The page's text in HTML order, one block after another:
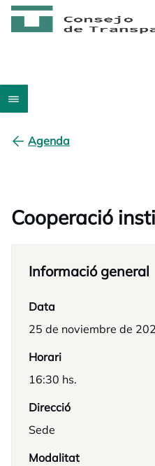
Agenda
Cooperació
Informació general
Data
25 de noviembre de
Horari
16:30 hs.
Direcció
Sede
Modalitat